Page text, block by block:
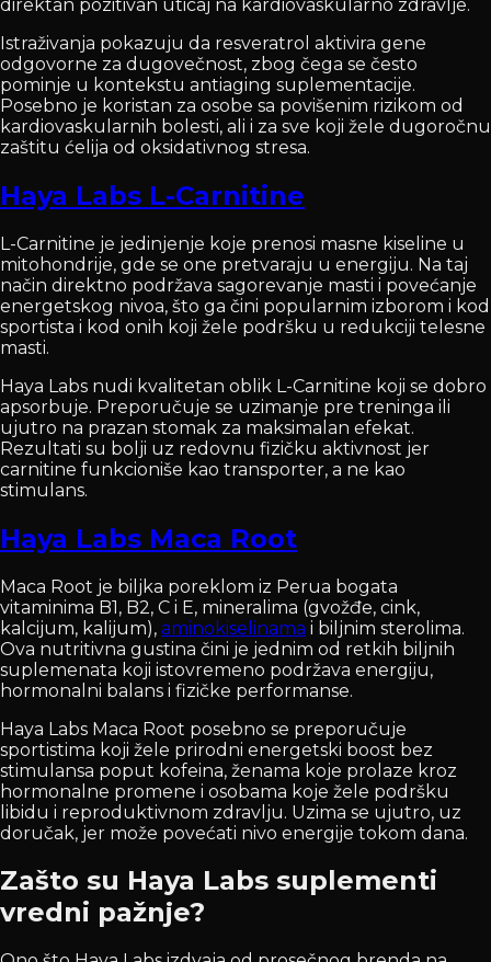
direktan pozitivan uticaj na kardiovaskularno zdravlje.
Istraživanja pokazuju da resveratrol aktivira gene
odgovorne za dugovečnost, zbog čega se često
pominje u kontekstu antiaging suplementacije.
Posebno je koristan za osobe sa povišenim rizikom od
kardiovaskularnih bolesti, ali i za sve koji žele dugoročnu
zaštitu ćelija od oksidativnog stresa.
Haya Labs L-Carnitine
L-Carnitine je jedinjenje koje prenosi masne kiseline u
mitohondrije, gde se one pretvaraju u energiju. Na taj
način direktno podržava sagorevanje masti i povećanje
energetskog nivoa, što ga čini popularnim izborom i kod
sportista i kod onih koji žele podršku u redukciji telesne
masti.
Haya Labs nudi kvalitetan oblik L-Carnitine koji se dobro
apsorbuje. Preporučuje se uzimanje pre treninga ili
ujutro na prazan stomak za maksimalan efekat.
Rezultati su bolji uz redovnu fizičku aktivnost jer
carnitine funkcioniše kao transporter, a ne kao
stimulans.
Haya Labs Maca Root
Maca Root je biljka poreklom iz Perua bogata
vitaminima B1, B2, C i E, mineralima (gvožđe, cink,
kalcijum, kalijum), aminokiselinama i biljnim sterolima.
Ova nutritivna gustina čini je jednim od retkih biljnih
suplemenata koji istovremeno podržava energiju,
hormonalni balans i fizičke performanse.
Haya Labs Maca Root posebno se preporučuje
sportistima koji žele prirodni energetski boost bez
stimulansa poput kofeina, ženama koje prolaze kroz
hormonalne promene i osobama koje žele podršku
libidu i reproduktivnom zdravlju. Uzima se ujutro, uz
doručak, jer može povećati nivo energije tokom dana.
Zašto su Haya Labs suplementi
vredni pažnje?